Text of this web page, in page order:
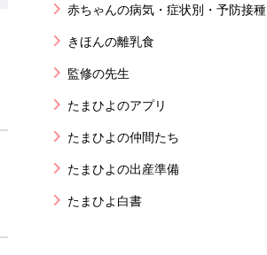
赤ちゃんの病気・症状別・予防接種
きほんの離乳食
監修の先生
たまひよのアプリ
たまひよの仲間たち
たまひよの出産準備
たまひよ白書